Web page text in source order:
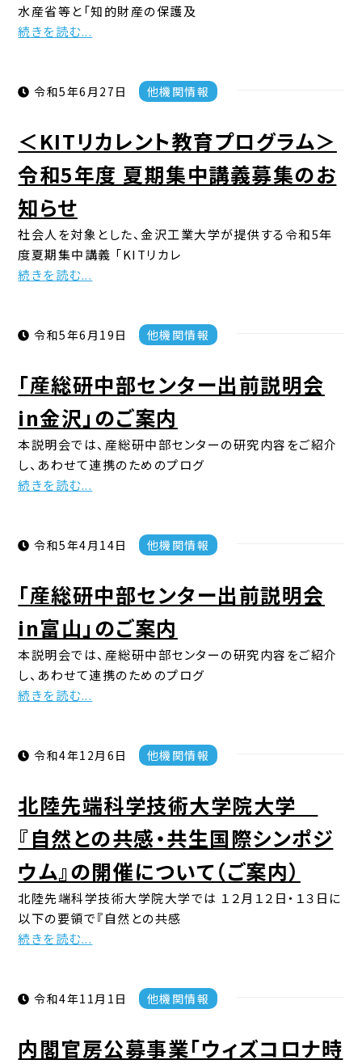
水産省等と「知的財産の保護及
続きを読む...
令和5年6月27日 他機関情報
＜KITリカレント教育プログラム＞
令和5年度 夏期集中講義募集のお
知らせ
社会人を対象とした、金沢工業大学が提供する令和5年
度夏期集中講義 「KITリカレ
続きを読む...
令和5年6月19日 他機関情報
「産総研中部センター出前説明会
in金沢」のご案内
本説明会では、産総研中部センターの研究内容をご紹介
し、あわせて連携のためのプログ
続きを読む...
令和5年4月14日 他機関情報
「産総研中部センター出前説明会
in富山」のご案内
本説明会では、産総研中部センターの研究内容をご紹介
し、あわせて連携のためのプログ
続きを読む...
令和4年12月6日 他機関情報
北陸先端科学技術大学院大学
『自然との共感・共生国際シンポジ
ウム』の開催について（ご案内）
北陸先端科学技術大学院大学では １２月１２日・１３日に
以下の要領で『自然との共感
続きを読む...
令和4年11月1日 他機関情報
内閣官房公募事業「ウィズコロナ時